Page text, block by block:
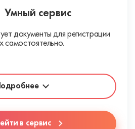
Умный сервис
документы для регистрации
самостоятельно.
в сервис